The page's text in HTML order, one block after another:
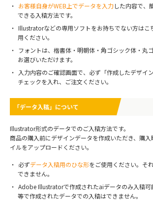
お客様自身がWEB上でデータを入力した内容で、
できる入稿方法です。
Illustratorなどの専用ソフトをお持ちでない方はこ
用ください。
フォントは、楷書体・明朝体・角ゴシック体・丸
お選びいただけます。
入力内容のご確認画面で、必ず「作成したデザイ
チェックを入れ、ご注文ください。
「データ入稿」について
Illustrator形式のデータでのご入稿方法です。
商品の購入前にデザインデータを作成いただき、購
イルをアップロードください。
必ずデータ入稿用のひな形をご使用ください。そ
できません。
Adobe Illustratorで作成されたaiデータのみ入稿
等で作成されたデータでの入稿はできません。